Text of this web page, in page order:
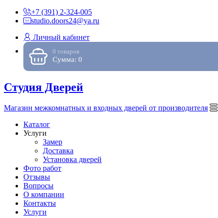
+7 (391) 2-324-005
studio.doors24@ya.ru
Личный кабинет
0 товаров
Сумма: 0
Студия Дверей
Магазин межкомнатных и входных дверей от производителя
Каталог
Услуги
Замер
Доставка
Установка дверей
Фото работ
Отзывы
Вопросы
О компании
Контакты
Услуги